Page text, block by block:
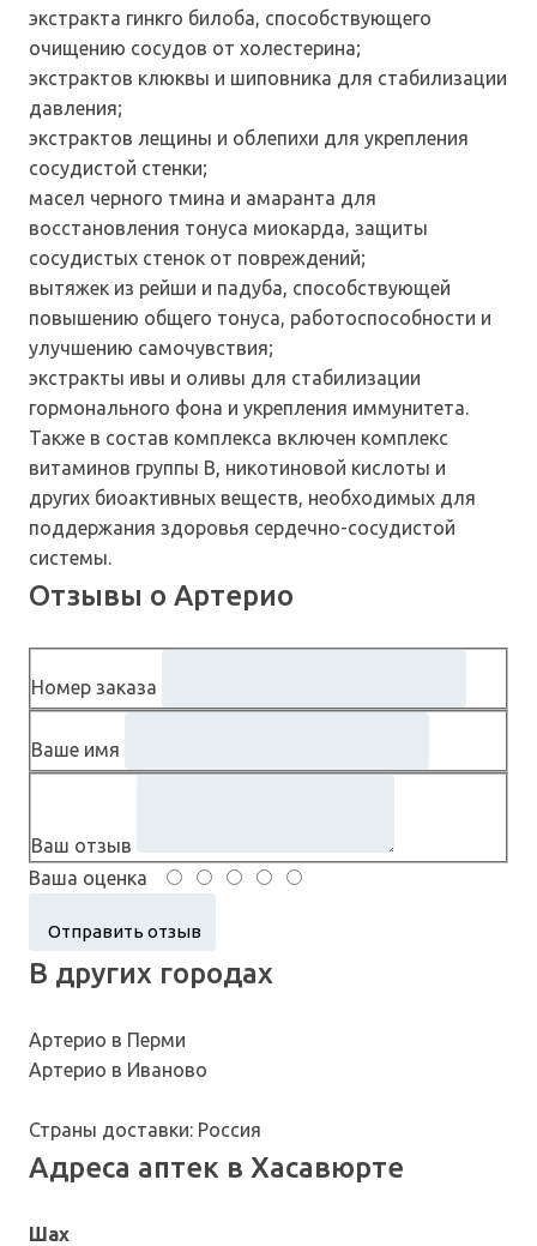
экстракта гинкго билоба, способствующего
очищению сосудов от холестерина;
экстрактов клюквы и шиповника для стабилизации
давления;
экстрактов лещины и облепихи для укрепления
сосудистой стенки;
масел черного тмина и амаранта для
восстановления тонуса миокарда, защиты
сосудистых стенок от повреждений;
вытяжек из рейши и падуба, способствующей
повышению общего тонуса, работоспособности и
улучшению самочувствия;
экстракты ивы и оливы для стабилизации
гормонального фона и укрепления иммунитета.
Также в состав комплекса включен комплекс
витаминов группы В, никотиновой кислоты и
других биоактивных веществ, необходимых для
поддержания здоровья сердечно-сосудистой
системы.
Отзывы о Артерио
Номер заказа
Ваше имя
Ваш отзыв
Ваша оценка
В других городах
Артерио в Перми
Артерио в Иваново
Страны доставки: Россия
Адреса аптек в Хасавюрте
Шах